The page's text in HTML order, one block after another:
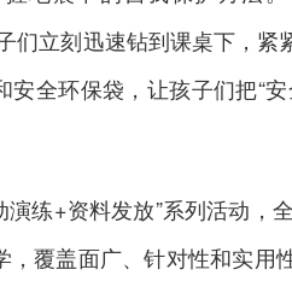
们立刻迅速钻到课桌下，
全环保袋，让孩子们把“
演练+资料发放”系列活动，
，覆盖面广、针对性和实用